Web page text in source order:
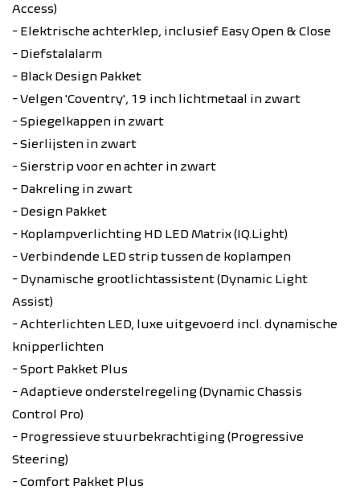
Access)
- Elektrische achterklep, inclusief Easy Open & Close
- Diefstalalarm
- Black Design Pakket
- Velgen 'Coventry', 19 inch lichtmetaal in zwart
- Spiegelkappen in zwart
- Sierlijsten in zwart
- Sierstrip voor en achter in zwart
- Dakreling in zwart
- Design Pakket
- Koplampverlichting HD LED Matrix (IQ.Light)
- Verbindende LED strip tussen de koplampen
- Dynamische grootlichtassistent (Dynamic Light
Assist)
- Achterlichten LED, luxe uitgevoerd incl. dynamische
knipperlichten
- Sport Pakket Plus
- Adaptieve onderstelregeling (Dynamic Chassis
Control Pro)
- Progressieve stuurbekrachtiging (Progressive
Steering)
- Comfort Pakket Plus